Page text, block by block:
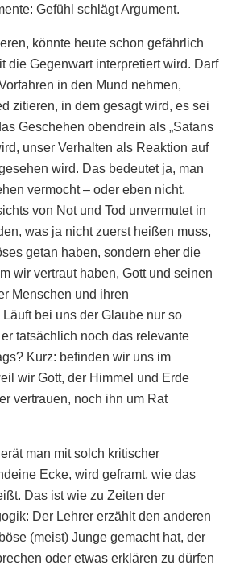
Gefühl schlägt Argument.
könnte heute schon gefährlich
die Gegenwart interpretiert wird. Darf
in den Mund nehmen,
zitieren, in dem gesagt wird, es sei
Geschehen obendrein als „Satans
unser Verhalten als Reaktion auf
wird. Das bedeutet ja, man
vermocht – oder eben nicht.
von Not und Tod unvermutet in
was ja nicht zuerst heißen muss,
getan haben, sondern eher die
wir vertraut haben, Gott und seinen
Menschen und ihren
bei uns der Glaube nur so
tatsächlich noch das relevante
Kurz: befinden wir uns im
wir Gott, der Himmel und Erde
vertrauen, noch ihn um Rat
man mit solch kritischer
Ecke, wird geframt, wie das
Das ist wie zu Zeiten der
Der Lehrer erzählt den anderen
(meist) Junge gemacht hat, der
oder etwas erklären zu dürfen